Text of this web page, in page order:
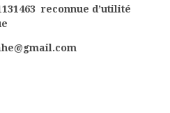
reconnue d’utilité